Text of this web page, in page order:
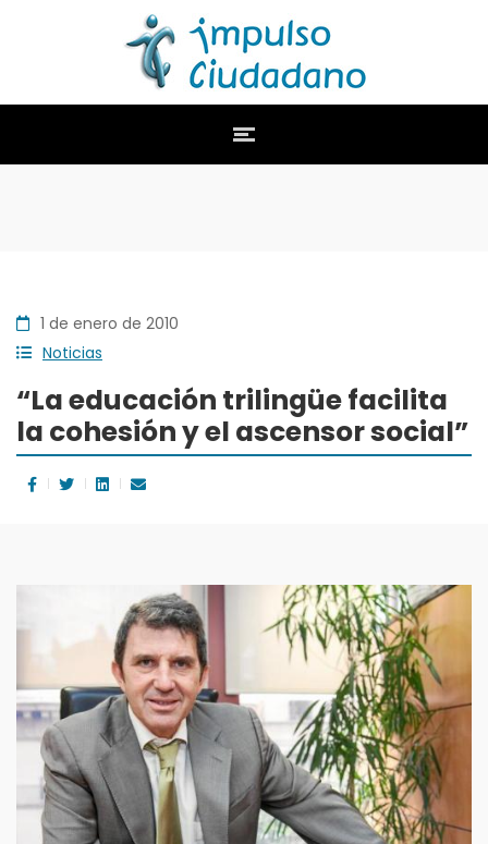
1 de enero de 2010
Noticias
“La educación trilingüe facilita
la cohesión y el ascensor social”